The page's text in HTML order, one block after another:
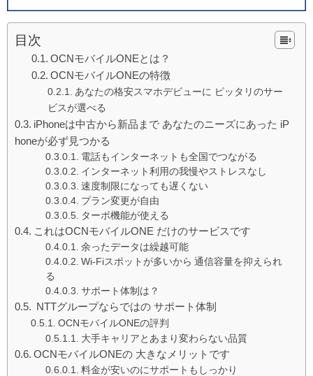
目次
OCNモバイルONEとは？
OCNモバイルONEの特徴
あなたの格安スマホデビューに ピッタリのサー
ビスが選べる
iPhoneは中古から新品まで あなたのニーズにあった iP
honeが必ず見つかる
電話もインターネットも全国でつながる
インターネット利用の我慢やストレスなし
速度制限になっても遅くない
プラン変更が自由
ターボ機能が使える
これはOCNモバイルONE だけのサービスです
余ったデータは繰越可能
Wi-Fiスポットが多いから 通信容量を抑えられ
る
サポート体制は？
NTTグループならではの サポート体制
OCNモバイルONEの評判
大手キャリアとあまり変わらない品質
OCNモバイルONEの 大きなメリットです
料金が安いのにサポートもしっかり